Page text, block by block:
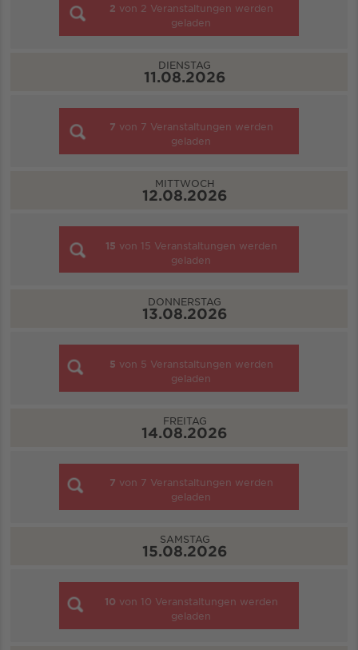
2 von 2 Veranstaltungen werden
geladen
DIENSTAG
11.08.2026
7 von 7 Veranstaltungen werden
geladen
MITTWOCH
12.08.2026
15 von 15 Veranstaltungen werden
geladen
DONNERSTAG
13.08.2026
5 von 5 Veranstaltungen werden
geladen
FREITAG
14.08.2026
7 von 7 Veranstaltungen werden
geladen
SAMSTAG
15.08.2026
10 von 10 Veranstaltungen werden
geladen